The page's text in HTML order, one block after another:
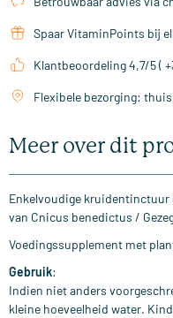
Spaar VitaminPoints bij
Klantbeoordeling 4,7/5 (
Flexibele bezorging:
Meer over dit
Enkelvoudige kruidentinctuur
van Cnicus benedictus /
Voedingssupplement met
Gebruik:
Indien niet anders
kleine hoeveelheid water.